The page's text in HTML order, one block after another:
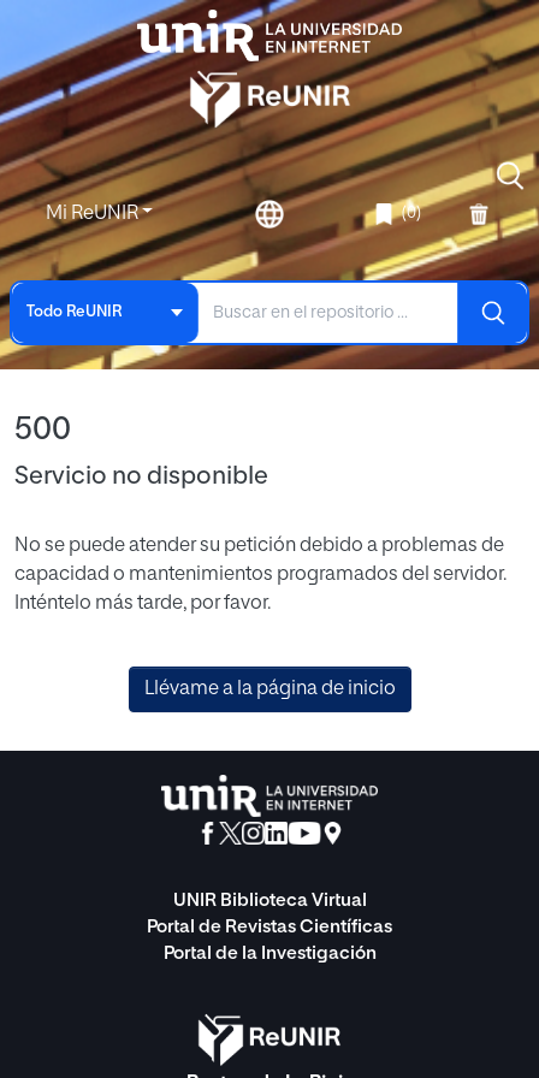
Mi ReUNIR (0)
Todo ReUNIR
500
Servicio no disponible
No se puede atender su petición debido a problemas de
capacidad o mantenimientos programados del servidor.
Inténtelo más tarde, por favor.
Llévame a la página de inicio
UNIR Biblioteca Virtual
Portal de Revistas Científicas
Portal de la Investigación